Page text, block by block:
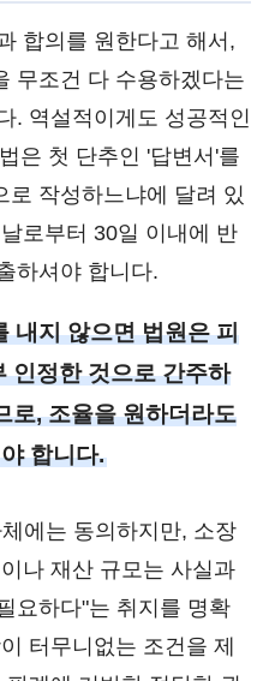
합의를 원한다고 해서,
무조건 다 수용하겠다는
. 역설적이게도 성공적인
은 첫 단추인 '답변서'를
로 작성하느냐에 달려 있
로부터 30일 이내에 반
하셔야 합니다.
내지 않으면 법원은 피
인정한 것으로 간주하
로, 조율을 원하더라도
합니다.
에는 동의하지만, 소장
나 재산 규모는 사실과
요하다"는 취지를 명확
터무니없는 조건을 제